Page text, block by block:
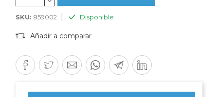
SKU: 859002 Disponible
Añadir a comparar